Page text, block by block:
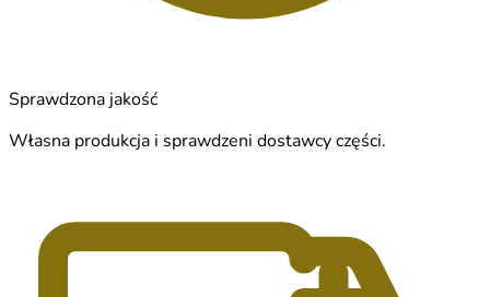
Sprawdzona jakość
Własna produkcja i sprawdzeni dostawcy części.